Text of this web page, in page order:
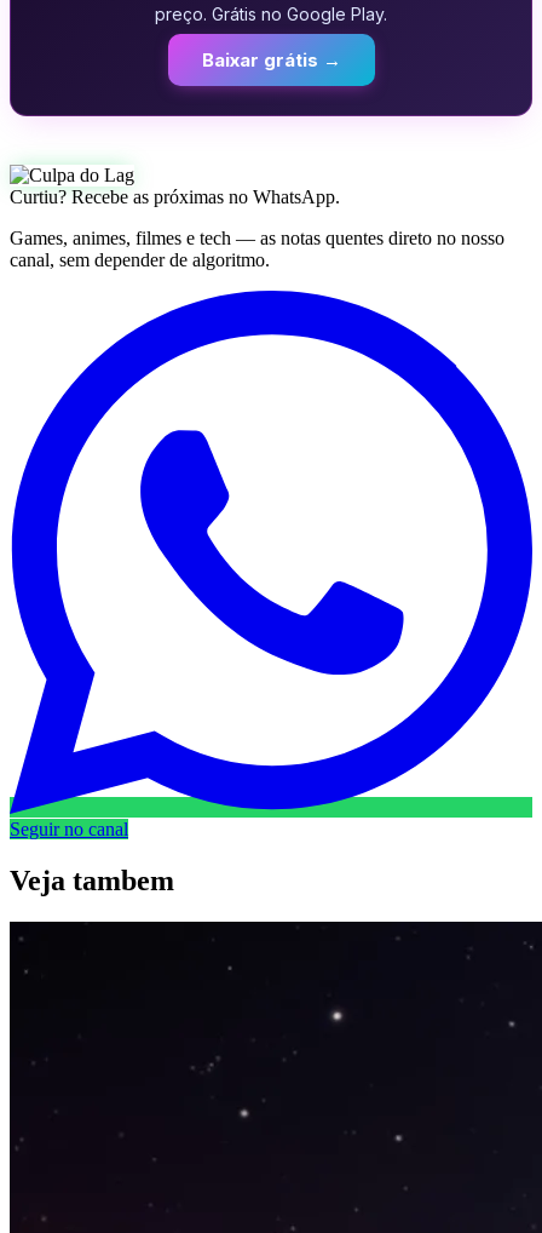
preço. Grátis no Google Play.
Baixar grátis →
Curtiu? Recebe as próximas no WhatsApp.
Games, animes, filmes e tech — as notas quentes direto no nosso
canal, sem depender de algoritmo.
Seguir no canal
Veja tambem